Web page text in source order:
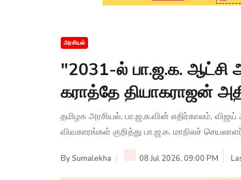
அரசியல்
"2031-ல் பா.ஜ.க. ஆட்சி
கராத்தே தியாகராஜன்
தமிழக அரசியல், பா.ஜ.க.வின் எதிர்காலம்,
விவகாரங்கள் குறித்து பா.ஜ.க. மாநிலச்
BySumalekha 08 Jul 2026, 09:00 PM